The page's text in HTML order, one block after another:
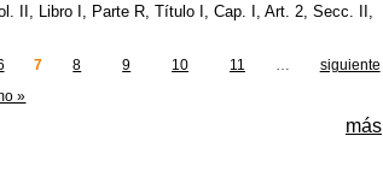
II, Libro I, Parte R, Título I, Cap. I, Art. 2, Secc. II,
7 8 9 10 11 …
siguiente
»
más